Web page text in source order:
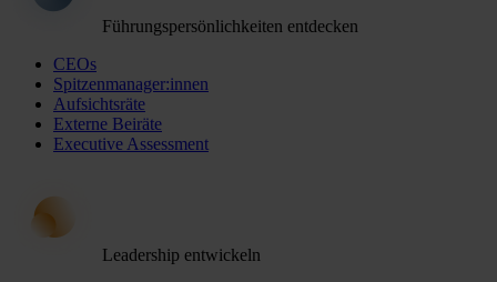
Führungspersönlichkeiten entdecken
CEOs
Spitzenmanager:innen
Aufsichtsräte
Externe Beiräte
Executive Assessment
Leadership entwickeln